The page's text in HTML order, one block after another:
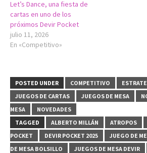
Let’s Dance, una fiesta de
cartas en uno de los
próximos Devir Pocket
julio 11, 2026
En «Competitivo»
POSTED UNDER COMPETITIVO
JUEGOS DE CARTAS
JUEGOS DE MESA
MESA
NOVEDADES
TAGGED
ALBERTO MILLÁN ATROPOS
POCKET
DEVIR POCKET 2025 JUEGO DE
DE MESA BOLSILLO
JUEGOS DE MESA DEVIR